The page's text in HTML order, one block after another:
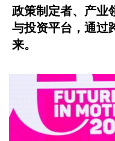
政策制定者、产业
与投资平台，通过
来。